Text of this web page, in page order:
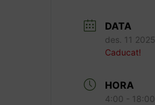
DATA
des. 11 2025
Caducat!
HORA
4:00 - 18:00